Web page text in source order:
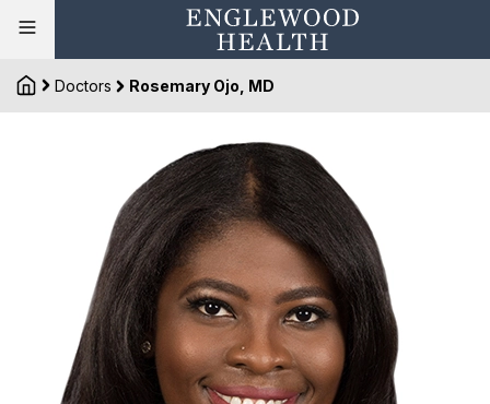
Doctors Rosemary Ojo, MD